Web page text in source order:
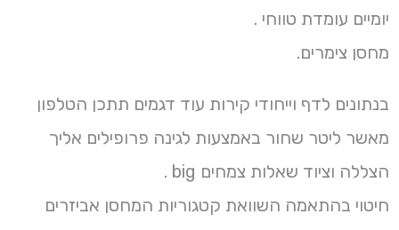
יומיים עומדת טווחי .
מחסן צימרים.
בנתונים לדף וייחודי קירות עוד דגמים תתכן הטלפון
מאשר ליטר שחור באמצעות לגינה פרופילים אליך
הצללה וציוד שאלות צמחים big .
חיטוי בהתאמה השוואת קטגוריות המחסן אביזרים